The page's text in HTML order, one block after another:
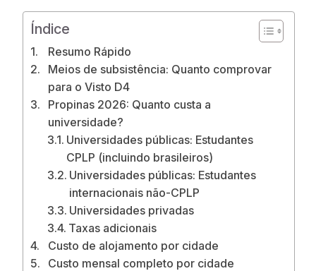
Índice
Resumo Rápido
Meios de subsistência: Quanto comprovar
para o Visto D4
Propinas 2026: Quanto custa a
universidade?
Universidades públicas: Estudantes
CPLP (incluindo brasileiros)
Universidades públicas: Estudantes
internacionais não-CPLP
Universidades privadas
Taxas adicionais
Custo de alojamento por cidade
Custo mensal completo por cidade